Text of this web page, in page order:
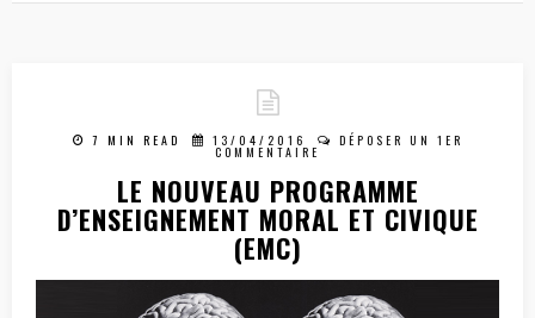
7 MIN READ 13/04/2016 DÉPOSER UN 1ER
COMMENTAIRE
LE NOUVEAU PROGRAMME
D’ENSEIGNEMENT MORAL ET CIVIQUE
(EMC)